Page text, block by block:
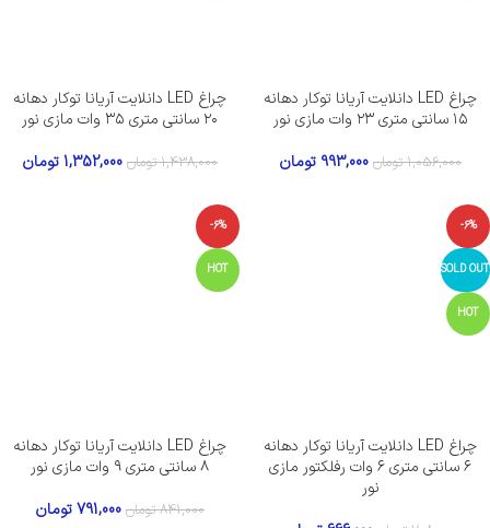
چراغ LED دانلایت آریانا توکار دهانه
۱۵ سانتی متری ۲۳ وات مازی نور
1,056,000 تومان 993,000 تومان
چراغ LED دانلایت آریانا توکار دهانه
۲۰ سانتی متری ۳۵ وات مازی نور
1,438,000 تومان 1,352,000تومان
-6%
SOLD OUT
HOT
چراغ LED دانلایت آریانا توکار دهانه
۶ سانتی متری ۶ وات رفلکتور مازی
نور
-6%
HOT
چراغ LED دانلایت آریانا توکار دهانه
۸ سانتی متری ۹ وات مازی نور
841,000 تومان 791,000تومان